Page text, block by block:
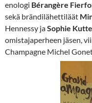
enologi Bérangère
sekä brändilähettiläät
Hennessy jaSophie
omistajaperheen jäsen,
Champagne Michel